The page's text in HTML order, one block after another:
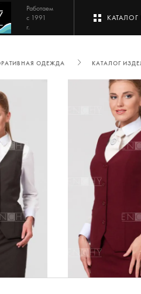
Работаем
с 1991
г.
ОДЕЖДА КАТАЛОГ